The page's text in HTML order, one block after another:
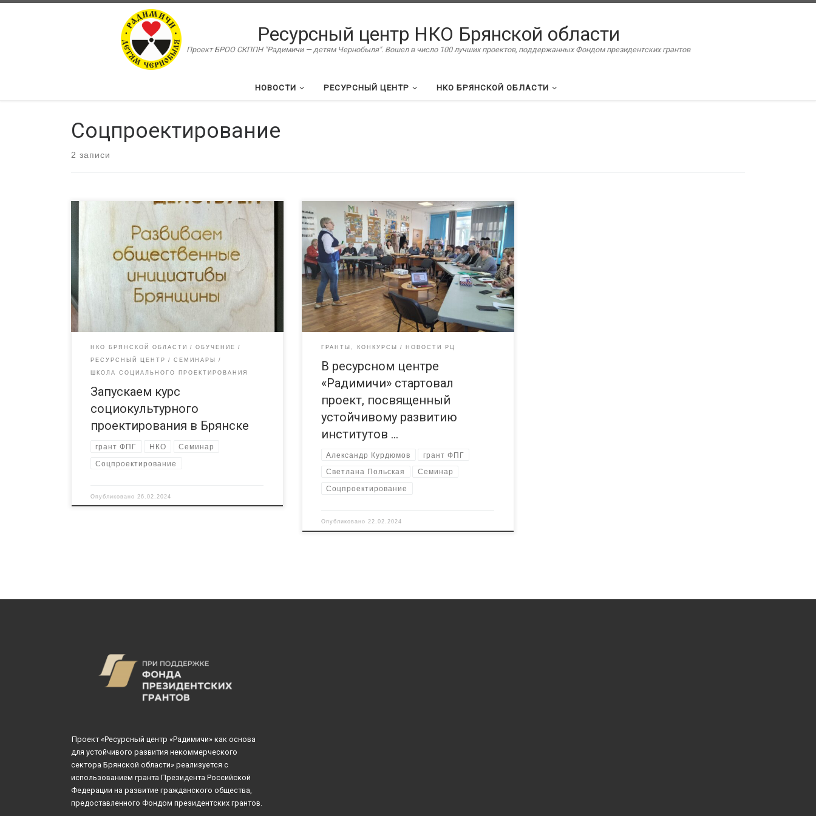
Ресурсный центр НКО Брянской области
Проект БРОО СКППН "Радимичи — детям Чернобыля". Вошел в число 100 лучших проектов, поддержанных Фондом президентских грантов
НОВОСТИ РЕСУРСНЫЙ ЦЕНТР НКО БРЯНСКОЙ ОБЛАСТИ
Соцпроектирование
2 записи
Ресурсный центр «Радимичи» объявляет набор
на обучающий курс «От идеи до разработки
социокультурного проекта»
Для участия в курсе
приглашаются представители НКО-сектора,
систем образования и культуры, индивидуальные
предприниматели, работающие в сфере культуры
и креативных индустрий.
Обучение на курсе
будет проводиться для участников бесплатно в
рамках социального проекта «Ресурсный центр
«Радимичи» — […]
НКО БРЯНСКОЙ ОБЛАСТИ ОБУЧЕНИЕ
РЕСУРСНЫЙ ЦЕНТР СЕМИНАРЫ
ШКОЛА СОЦИАЛЬНОГО ПРОЕКТИРОВАНИЯ
Запускаем курс
социокультурного
проектирования в Брянске
грант ФПГ НКО Семинар
Соцпроектирование
Опубликовано 26.02.2024
Специалисты ресурсного центра (РЦ) «Радимичи»
провели однодневный семинар «Введение в азы
социокультурного проектирования» для
представителей некоммерческих организаций,
муниципальных организаций и общественников в
Новозыбкове. Всего в нем приняли участие более
20 человек. Этот семинар открывает обучающий
курс, он посвящен социальному проектированию.
Участники узнают, что такое социальный проект и
в чем его […]
ГРАНТЫ, КОНКУРСЫ НОВОСТИ РЦ
В ресурсном центре
«Радимичи» стартовал
проект, посвященный
устойчивому развитию
институтов …
Александр Курдюмов грант ФПГ
Светлана Польская Семинар
Соцпроектирование
Опубликовано22.02.2024
Проект «Ресурсный центр «Радимичи» как основа
для устойчивого развития некоммерческого
сектора Брянской области» реализуется с
использованием гранта Президента Российской
Федерации на развитие гражданского общества,
предоставленного Фондом президентских грантов.